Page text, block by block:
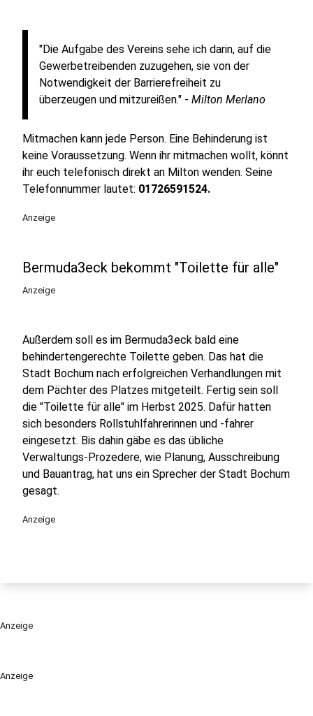
Anzeige
"Die Aufgabe des Vereins sehe ich darin, auf die
Gewerbetreibenden zuzugehen, sie von der
Notwendigkeit der Barrierefreiheit zu
überzeugen und mitzureißen." - Milton Merlano
Mitmachen kann jede Person. Eine Behinderung ist
keine Voraussetzung. Wenn ihr mitmachen wollt, könnt
ihr euch telefonisch direkt an Milton wenden. Seine
Telefonnummer lautet: 01726591524.
Anzeige
Bermuda3eck bekommt "Toilette für alle"
Anzeige
Außerdem soll es im Bermuda3eck bald eine
behindertengerechte Toilette geben. Das hat die
Stadt Bochum nach erfolgreichen Verhandlungen mit
dem Pächter des Platzes mitgeteilt. Fertig sein soll
die "Toilette für alle" im Herbst 2025. Dafür hatten
sich besonders Rollstuhlfahrerinnen und -fahrer
eingesetzt. Bis dahin gäbe es das übliche
Verwaltungs-Prozedere, wie Planung, Ausschreibung
und Bauantrag, hat uns ein Sprecher der Stadt Bochum
gesagt.
Anzeige
Anzeige